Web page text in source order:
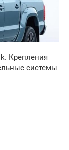
Крепления
системы